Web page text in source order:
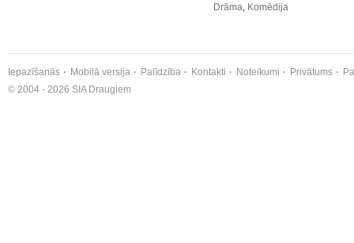
Drāma, Komēdija
Iepazīšanās Mobilā versija Palīdzība Kontakti Noteikumi Privātums
© 2004 - 2026 SIA Draugiem